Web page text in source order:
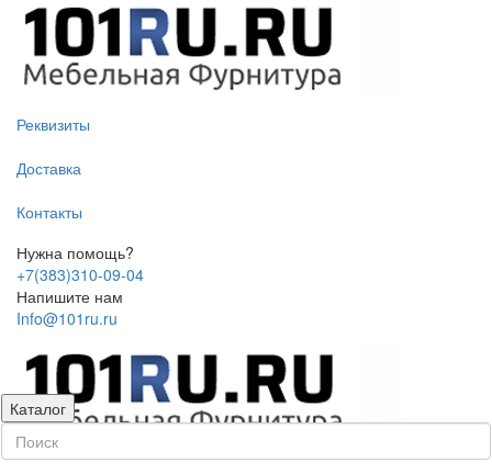
Реквизиты
Доставка
Контакты
Нужна помощь?
+7(383)310-09-04
Напишите нам
Info@101ru.ru
Каталог